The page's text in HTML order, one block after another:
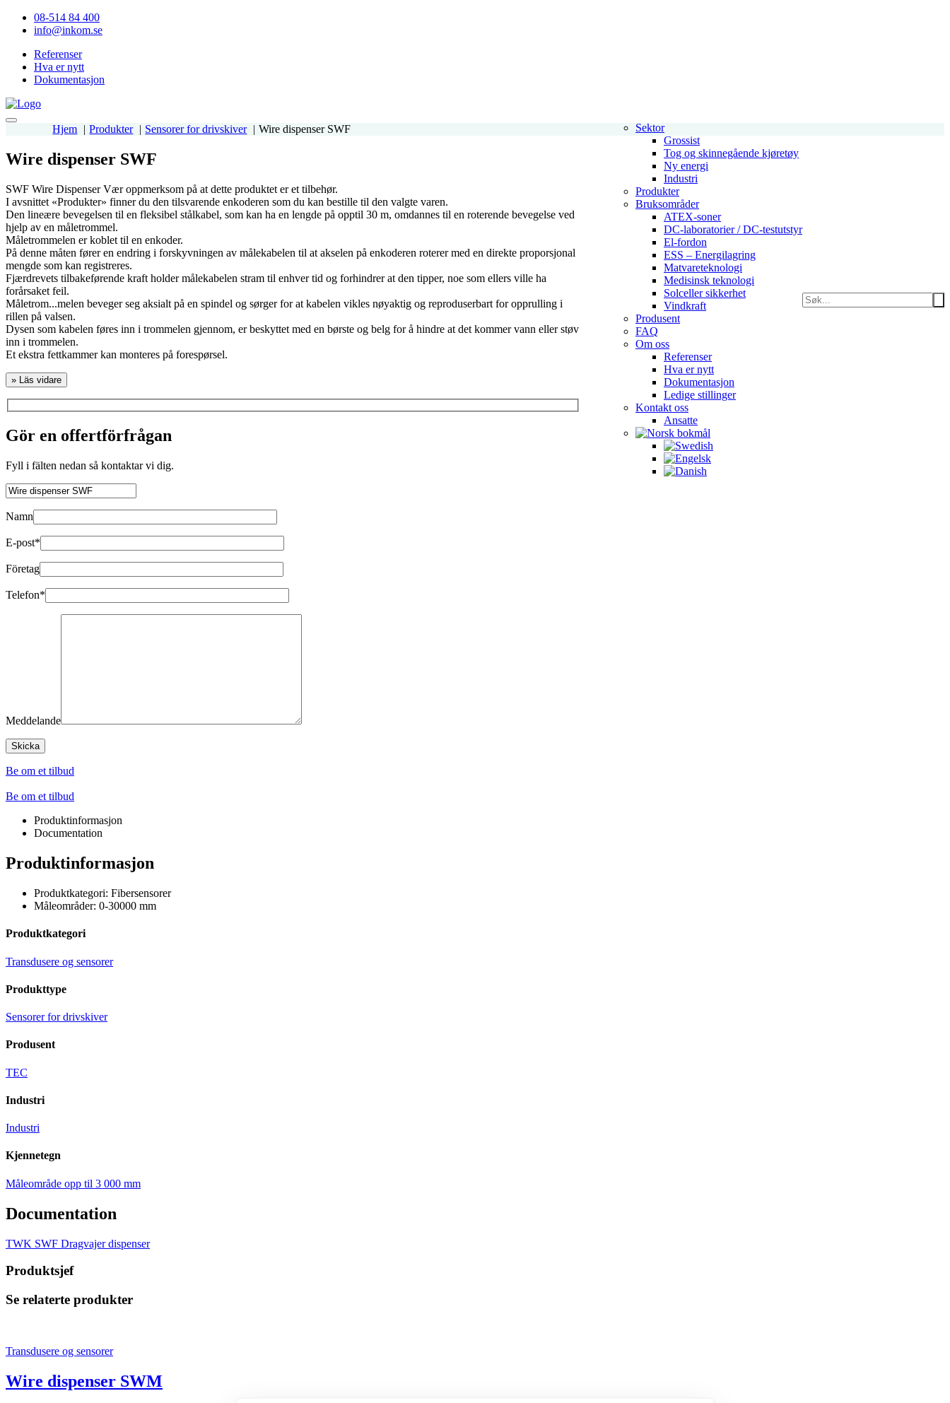
08-514 84 400
info@inkom.se
Referenser
Hva er nytt
Dokumentasjon
Sektor
Grossist
Tog og skinnegående kjøretøy
Ny energi
Industri
Produkter
Bruksområder
ATEX-soner
DC-laboratorier / DC-testutstyr
El-fordon
ESS – Energilagring
Matvareteknologi
Medisinsk teknologi
Solceller sikkerhet
Vindkraft
Produsent
FAQ
Om oss
Referenser
Hva er nytt
Dokumentasjon
Ledige stillinger
Kontakt oss
Ansatte
Hjem Produkter Sensorer for drivskiver Wire dispenser SWF
Wire dispenser SWF
SWF Wire Dispenser Vær oppmerksom på at dette produktet er et tilbehør.
I avsnittet «Produkter» finner du den tilsvarende enkoderen som du kan bestille til den valgte varen.
Den lineære bevegelsen til en fleksibel stålkabel, som kan ha en lengde på opptil 30 m, omdannes til en roterende bevegelse ved
hjelp av en måletrommel.
Måletrommelen er koblet til en enkoder.
På denne måten fører en endring i forskyvningen av målekabelen til at akselen på enkoderen roterer med en direkte proporsjonal
mengde som kan registreres.
Fjærdrevets tilbakeførende kraft holder målekabelen stram til enhver tid og forhindrer at den tipper, noe som ellers ville ha
forårsaket feil.
Måletrom...melen beveger seg aksialt på en spindel og sørger for at kabelen vikles nøyaktig og reproduserbart for opprulling i
rillen på valsen.
Dysen som kabelen føres inn i trommelen gjennom, er beskyttet med en børste og belg for å hindre at det kommer vann eller støv
inn i trommelen.
Et ekstra fettkammer kan monteres på forespørsel.
» Läs vidare
Gör en offertförfrågan
Fyll i fälten nedan så kontaktar vi dig.
Namn
E-post*
Företag
Telefon*
Meddelande
Be om et tilbud
Be om et tilbud
Produktinformasjon
Documentation
Produktinformasjon
Produktkategori: Fibersensorer
Måleområder: 0-30000 mm
Produktkategori
Transdusere og sensorer
Produkttype
Sensorer for drivskiver
Produsent
TEC
Industri
Industri
Kjennetegn
Måleområde opp til 3 000 mm
Documentation
TWK SWF Dragvajer dispenser
Produktsjef
Se relaterte produkter
Transdusere og sensorer
Wire dispenser SWM